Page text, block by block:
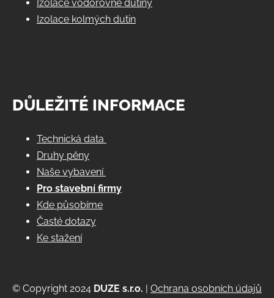
Izolace vodorovné dutiny
Izolace kolmých dutin
DŮLEŽITÉ INFORMACE
Technická data
Druhy pěny
Naše vybavení
Pro stavební firmy
Kde působíme
Časté dotazy
Ke stažení
© Copyright 2024 DUZE s.r.o. Ochrana osobních údajů